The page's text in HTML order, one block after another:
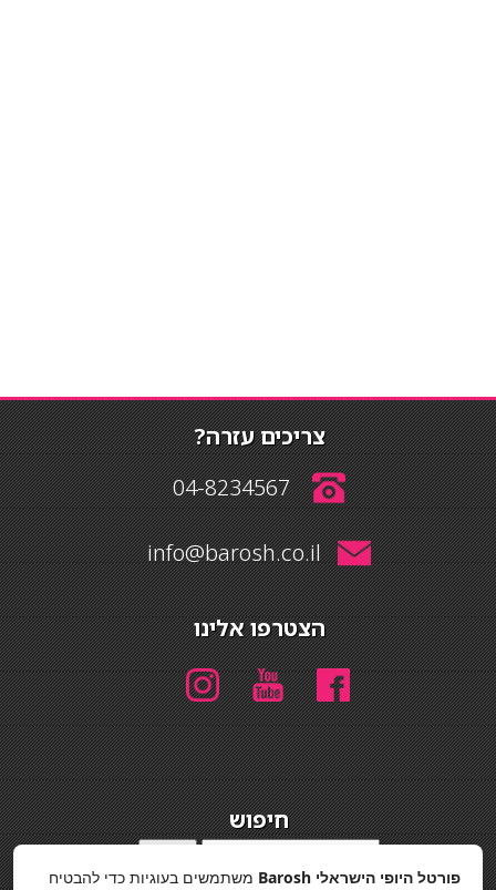
צריכים עזרה?
04-8234567
info@barosh.co.il
הצטרפו אלינו
חיפוש
פורטל היופי הישראלי Barosh
משתמשים בעוגיות כדי להבטיח